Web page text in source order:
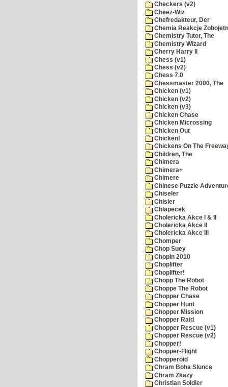
Checkers (v2)
Cheez-Wiz
Chefredakteur, Der
Chemia Reakcje
Chemistry Tutor, The
Chemistry Wizard
Cherry Harry II
Chess (v1)
Chess (v2)
Chess 7.0
Chessmaster 2000, The
Chicken (v1)
Chicken (v2)
Chicken (v3)
Chicken Chase
Chicken Microssing
Chicken Out
Chicken!
Chickens On The
Children, The
Chimera
Chimera+
Chimere
Chinese Puzzle
Chiseler
Chisler
Chlapecek
Cholericka Akce I & II
Cholericka Akce II
Cholericka Akce III
Chomper
Chop Suey
Chopin 2010
Choplifter
Choplifter!
Chopp The Robot
Choppe The Robot
Chopper Chase
Chopper Hunt
Chopper Mission
Chopper Raid
Chopper Rescue (v1)
Chopper Rescue (v2)
Chopper!
Chopper-Flight
Chopperoid
Chram Boha Slunce
Chram Zkazy
Christian Soldier